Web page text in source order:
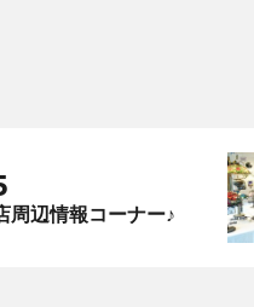
周辺情報コーナー♪